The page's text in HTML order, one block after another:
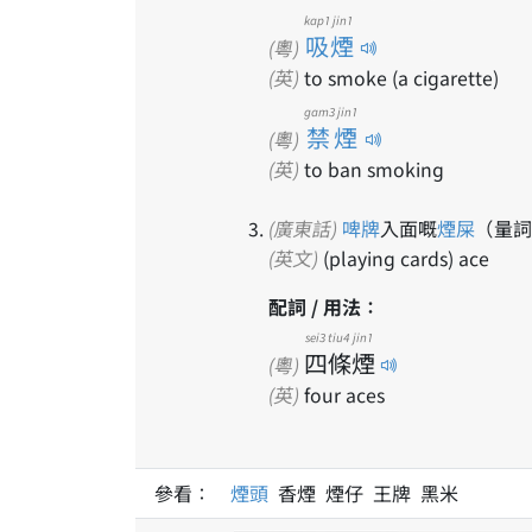
(粵) 吸煙
kap1 jin1
(英) to smoke (a cigarette)
(粵) 禁煙
gam3 jin1
(英) to ban smoking
(廣東話) 啤牌入面嘅煙屎 （量
(英文) (playing cards) ace
配詞 / 用法：
(粵) 四
sei3
條
tiu4
煙
jin1
(英) four aces
參看： 煙頭 香煙 煙仔 王牌 黑米